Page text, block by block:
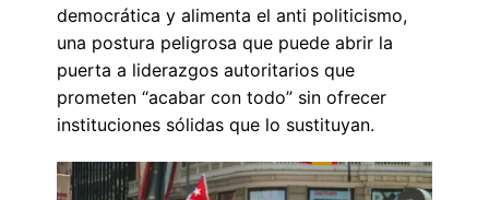
democrática y alimenta el anti politicismo,
una postura peligrosa que puede abrir la
puerta a liderazgos autoritarios que
prometen “acabar con todo” sin ofrecer
instituciones sólidas que lo sustituyan.